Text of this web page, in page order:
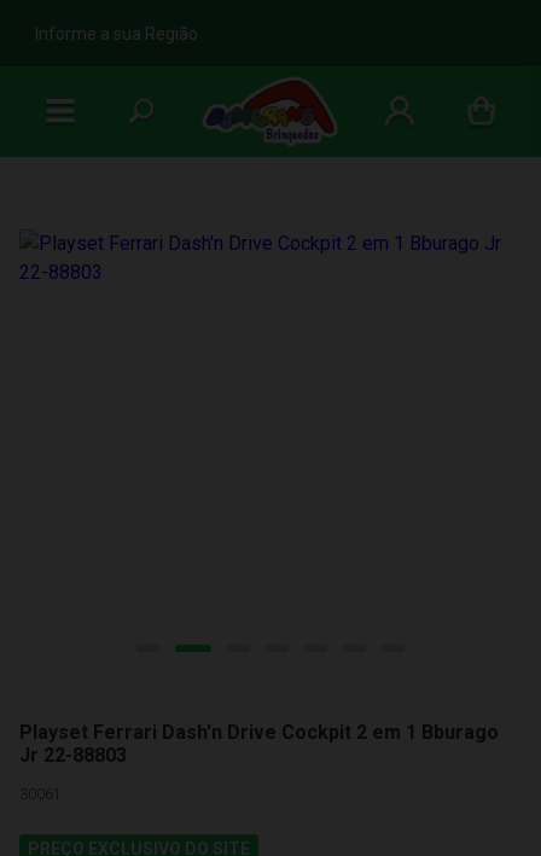
b
Informe a sua Região
Playset Ferrari Dash'n Drive Cockpit 2 em 1 Bburago
Jr 22-88803
30061
PREÇO EXCLUSIVO DO SITE